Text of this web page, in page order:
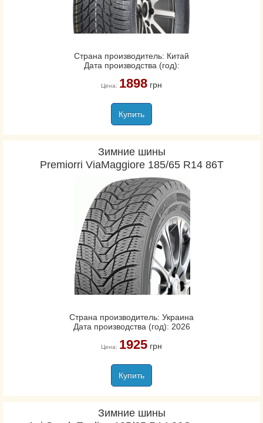
Страна производитель: Китай
Дата производства (год):
Цена: 1898грн
Купить
Зимние шины
Premiorri ViaMaggiore 185/65 R14 86T
Страна производитель: Украина
Дата производства (год): 2026
Цена: 1925грн
Купить
Зимние шины